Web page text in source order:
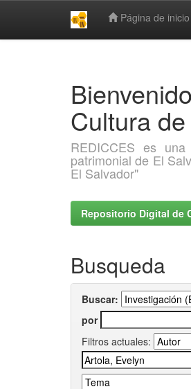
Página de inicio
Cultura
REDICCES es
patrimonial de El
El Salvador"
Repositorio Digital de
Busqueda
Buscar:
por
Filtros actuales: